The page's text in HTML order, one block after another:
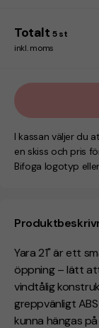
Yara 21" är ett
öppning – lätt
vindtålig
greppvänligt
kunna hängas
Totalt 5 st
inkl. moms
I kassan väljer du
en skiss och pris
Bifoga logotyp